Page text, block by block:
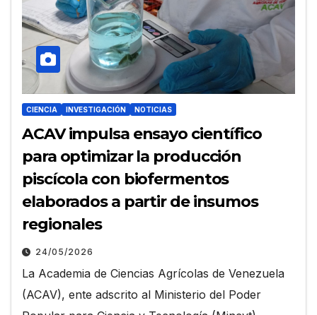
CIENCIA INVESTIGACIÓN NOTICIAS
ACAV impulsa ensayo científico
para optimizar la producción
piscícola con biofermentos
elaborados a partir de insumos
regionales
24/05/2026
La Academia de Ciencias Agrícolas de Venezuela
(ACAV), ente adscrito al Ministerio del Poder